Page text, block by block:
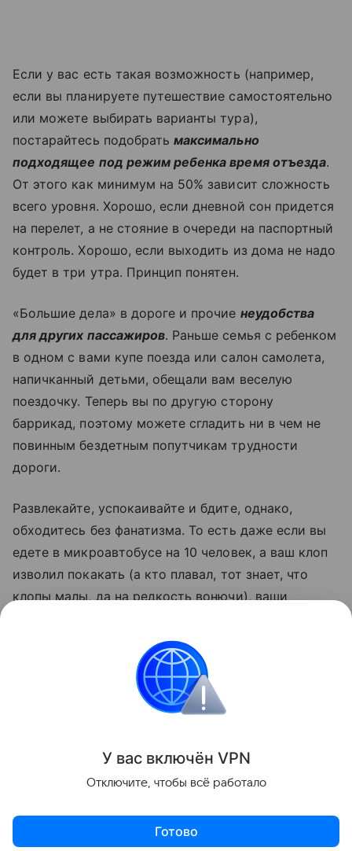
Если у вас есть такая возможность (например,
если вы планируете путешествие самостоятельно
или можете выбирать варианты тура),
постарайтесь подобратьмаксимально
подходящее под режим ребенка время отъезда.
От этого как минимум на 50% зависит сложность
всего уровня. Хорошо, если дневной сон придется
на перелет, а не стояние в очереди на паспортный
контроль. Хорошо, если выходить из дома не надо
будет в три утра. Принцип понятен.
«Большие дела» в дороге и прочие неудобства
для других пассажиров. Раньше семья с ребенком
в одном с вами купе поезда или салон самолета,
напичканный детьми, обещали вам веселую
поездочку. Теперь вы по другую сторону
баррикад, поэтому можете сгладить ни в чем не
повинным бездетным попутчикам трудности
дороги.
Развлекайте, успокаивайте и бдите, однако,
обходитесь без фанатизма. То есть даже если вы
едете в микроавтобусе на 10 человек, а ваш клоп
изволил покакать (а кто плавал, тот знает, что
клопы малы, да на редкость вонючи), ваши
чайлд-фри. Если вы предпримете максимальные
усилия для устранения причины неудобства, они
улыбнутся и поймут. И откроют окно.
Поделиться
У вас включён VPN
Отключите, чтобы всё работало
Готово